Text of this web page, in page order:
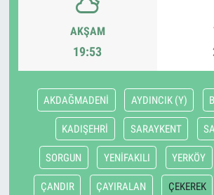
AKŞAM
19:53
AKDAĞMADENİ AYDINCIK (Y)
KADIŞEHRİ SARAYKENT
SORGUN YENİFAKILI YERKÖY
ÇANDIR ÇAYIRALAN ÇEKEREK